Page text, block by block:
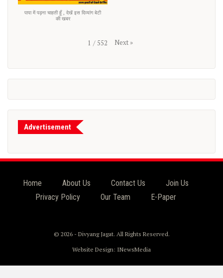
पापा में पढ़ना चाहती हूँ , देखें इस दिव्यांग बेटी
की खबर
1 / 552 Next »
Advertisement
Home About Us Contact Us
Join Us
Privacy Policy
Our Team E-Paper
© 2026 - Divyang Jagat. All Rights Reserved.
Website Design: INewsMedia